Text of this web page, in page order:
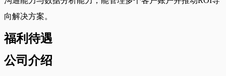
向解决方案。
福利待遇
公司介绍